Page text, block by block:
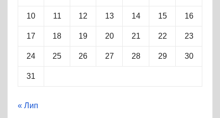
10 11 12 13 14 15 16
17 18 19 20 21 22 23
24 25 26 27 28 29 30
31
« Лип